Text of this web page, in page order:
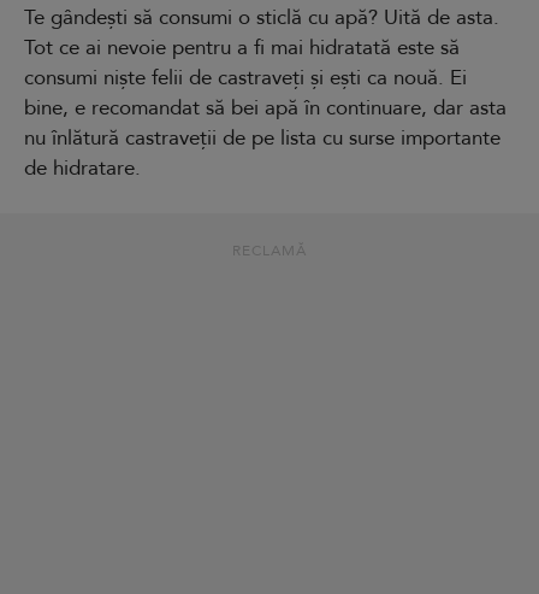
Te gândești să consumi o sticlă cu apă? Uită de asta.
Tot ce ai nevoie pentru a fi mai hidratată este să
consumi niște felii de castraveți și ești ca nouă. Ei
bine, e recomandat să bei apă în continuare, dar asta
nu înlătură castraveții de pe lista cu surse importante
de hidratare.
RECLAMĂ